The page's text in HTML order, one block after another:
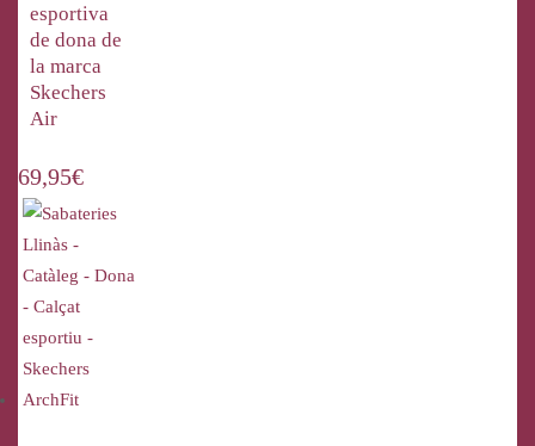
esportiva
de dona de
la marca
Skechers
Air
69,95€